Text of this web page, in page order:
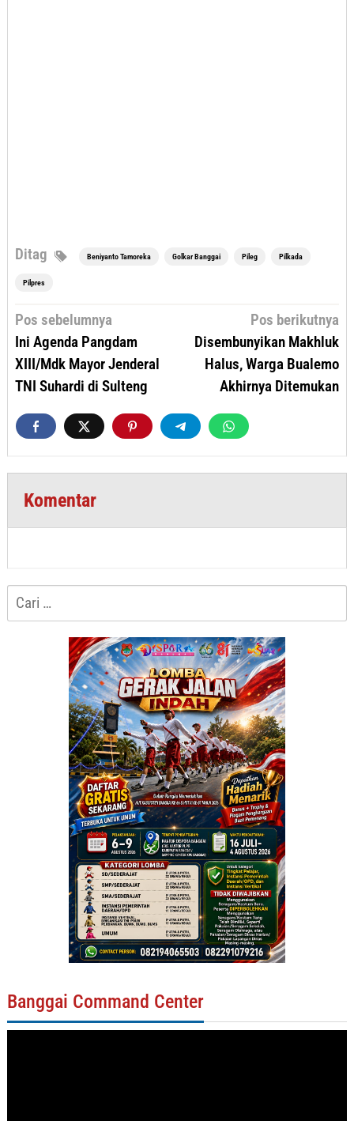
Ditag Beniyanto Tamoreka Golkar Banggai Pileg Pilkada
Pilpres
Navigasi
Pos sebelumnya
Ini Agenda Pangdam
XIII/Mdk Mayor Jenderal
TNI Suhardi di Sulteng
Pos berikutnya
Disembunyikan Makhluk
Halus, Warga Bualemo
Akhirnya Ditemukan
Komentar
Cari
untuk:
Banggai Command Center